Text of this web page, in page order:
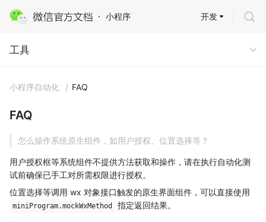
小程序
工具
开发
工具
小程序自动化 / FAQ
FAQ
怎么操作系统原生组件，如用户授权、位置选择等？
用户授权框等系统组件不提供方法获取和操作，请在执行自动化测
试前确保已手工对所需权限进行授权。
位置选择等调用 wx 对象接口触发的原生界面组件，可以直接使用
miniProgram.mockWxMethod 指定返回结果。